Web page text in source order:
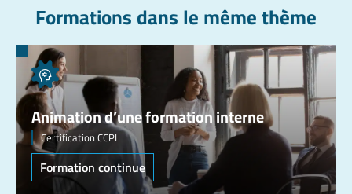
Formations dans le même thème
Animation d’une formation interne
Certification CCPI
Formation continue